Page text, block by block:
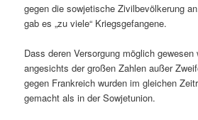
gegen die sowjetische Zivilbevölkerung
gab es „zu viele“ Kriegsgefangene.
Dass deren Versorgung möglich
angesichts der großen Zahlen außer
gegen Frankreich wurden im gleichen
gemacht als in der Sowjetunion.